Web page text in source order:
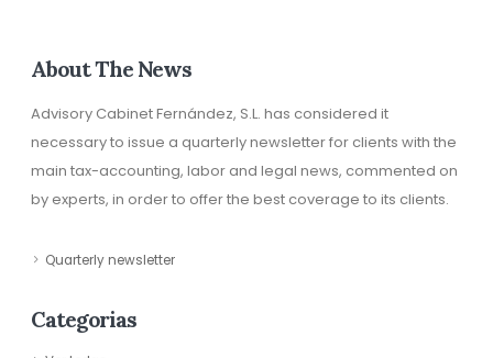
About The News
Advisory Cabinet Fernández, S.L. has considered it
necessary to issue a quarterly newsletter for clients with the
main tax-accounting, labor and legal news, commented on
by experts, in order to offer the best coverage to its clients.
Quarterly newsletter
Categorias